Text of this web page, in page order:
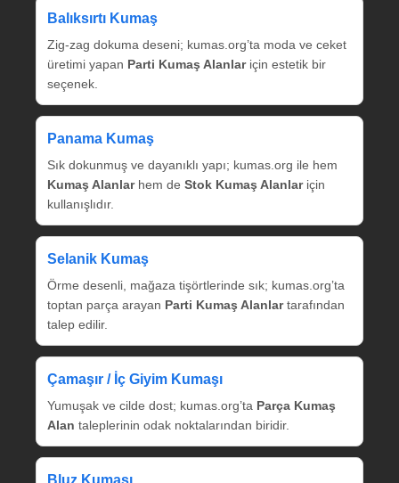
Balıksırtı Kumaş
Zig‑zag dokuma deseni; kumas.org’ta moda ve ceket
üretimi yapan Parti Kumaş Alanlariçin estetik bir
seçenek.
Panama Kumaş
Sık dokunmuş ve dayanıklı yapı; kumas.org ile hem
Kumaş Alanlarhem de Stok Kumaş Alanlariçin
kullanışlıdır.
Selanik Kumaş
Örme desenli, mağaza tişörtlerinde sık; kumas.org’ta
toptan parça arayan Parti Kumaş Alanlartarafından
talep edilir.
Çamaşır / İç Giyim Kumaşı
Yumuşak ve cilde dost; kumas.org’ta Parça Kumaş
Alan taleplerinin odak noktalarından biridir.
Bluz Kumaşı